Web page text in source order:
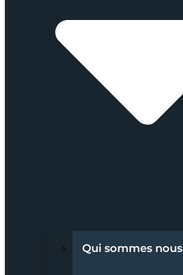
Qui sommes nous